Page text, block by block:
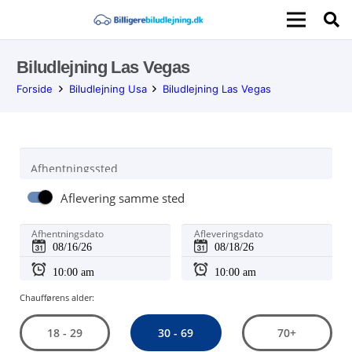
Biludlejning Las Vegas
Forside Biludlejning Usa Biludlejning Las Vegas
Afhentningssted
Aflevering samme sted
Afhentningsdato Afleveringsdato
Chaufførens alder:
18 - 29 30 - 69 70+